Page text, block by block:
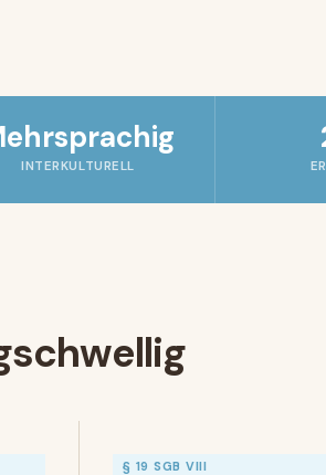
INTERKULTURELL
§ 19 SGB VIII